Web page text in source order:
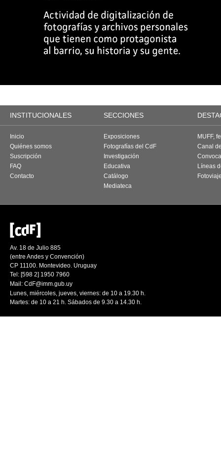
INSTITUCIONALES SECCIONES
Inicio
Quiénes somos
Suscripción
FAQ
Contacto
Exposiciones
Fotografías del CdF
Investigación
Educativa
Catálogo
Mediateca
MUFF,
Canal
Líneas
Av. 18 de Julio 885
(entre Andes y Convención)
CP 11100. Montevideo. Uruguay
Tel: [598 2] 1950 7960
Mail: CdF@imm.gub.uy
Lunes, miércoles, jueves, viernes: de 10 a 19.30 h.
Martes: de 10 a 21 h. Sábados de 9.30 a 14.30 h.